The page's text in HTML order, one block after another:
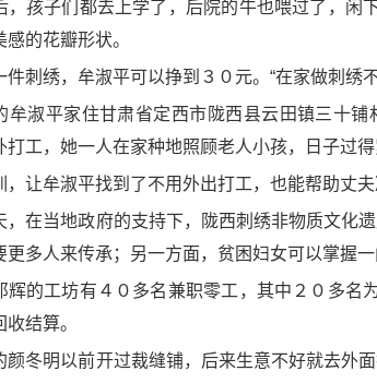
，孩子们都去上学了，后院的牛也喂过了，闲
的花瓣形状。
件刺绣，牟淑平可以挣到３０元。“在家做刺绣
牟淑平家住甘肃省定西市陇西县云田镇三十
打工，她一人在家种地照顾老人小孩，日子过得
，让牟淑平找到了不用外出打工，也能帮助丈夫
，在当地政府的支持下，陇西刺绣非物质文化
更多人来传承；另一方面，贫困妇女可以掌握
辉的工坊有４０多名兼职零工，其中２０多
结算。
颜冬明以前开过裁缝铺，后来生意不好就去外